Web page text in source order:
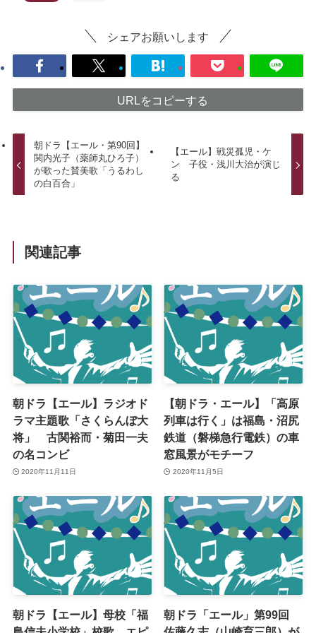
シェアお願いします
URLをコピーする
朝ドラ【エール・第90回】
関内光子（薬師丸ひろ子）
が歌った賛美歌「うるわし
の白百合」
【エール】戦災孤児・ケ
ン 子役・浅川大治が演じ
る
関連記事
朝ドラ【エール】ラジオド
ラマ主題歌「さくらんぼ大
将」 古関裕而・菊田一夫
の名コンビ
2020年11月11日
【朝ドラ・エール】「高原
列車は行く」は福島・沼尻
鉄道（磐梯急行電鉄）の車
窓風景がモチーフ
2020年11月5日
朝ドラ【エール】母校「福
朝ドラ「エール」第99回